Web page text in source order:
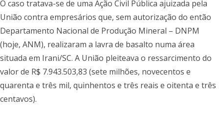
O caso tratava-se de uma Ação Civil Pública ajuizada pela
União contra empresários que, sem autorização do então
Departamento Nacional de Produção Mineral – DNPM
(hoje, ANM), realizaram a lavra de basalto numa área
situada em Irani/SC. A União pleiteava o ressarcimento do
valor de R$ 7.943.503,83 (sete milhões, novecentos e
quarenta e três mil, quinhentos e três reais e oitenta e três
centavos).